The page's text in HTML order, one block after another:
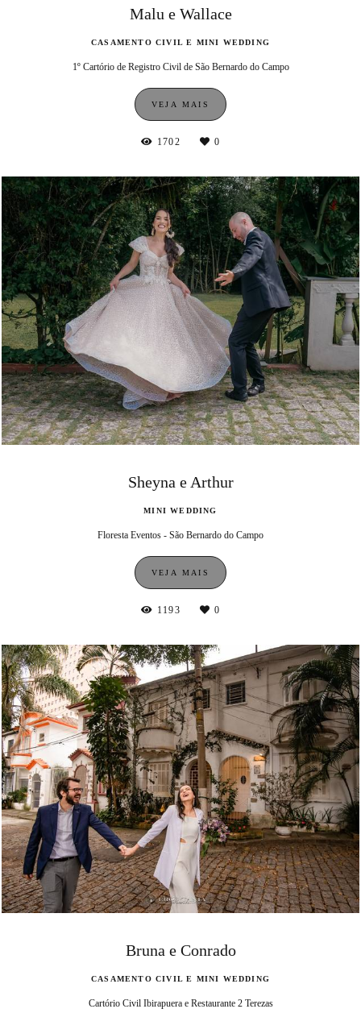
Malu e Wallace
CASAMENTO CIVIL E MINI WEDDING
1º Cartório de Registro Civil de São Bernardo do Campo
VEJA MAIS
1702 0
Sheyna e Arthur
MINI WEDDING
Floresta Eventos - São Bernardo do Campo
VEJA MAIS
1193 0
Bruna e Conrado
CASAMENTO CIVIL E MINI WEDDING
Cartório Civil Ibirapuera e Restaurante 2 Terezas